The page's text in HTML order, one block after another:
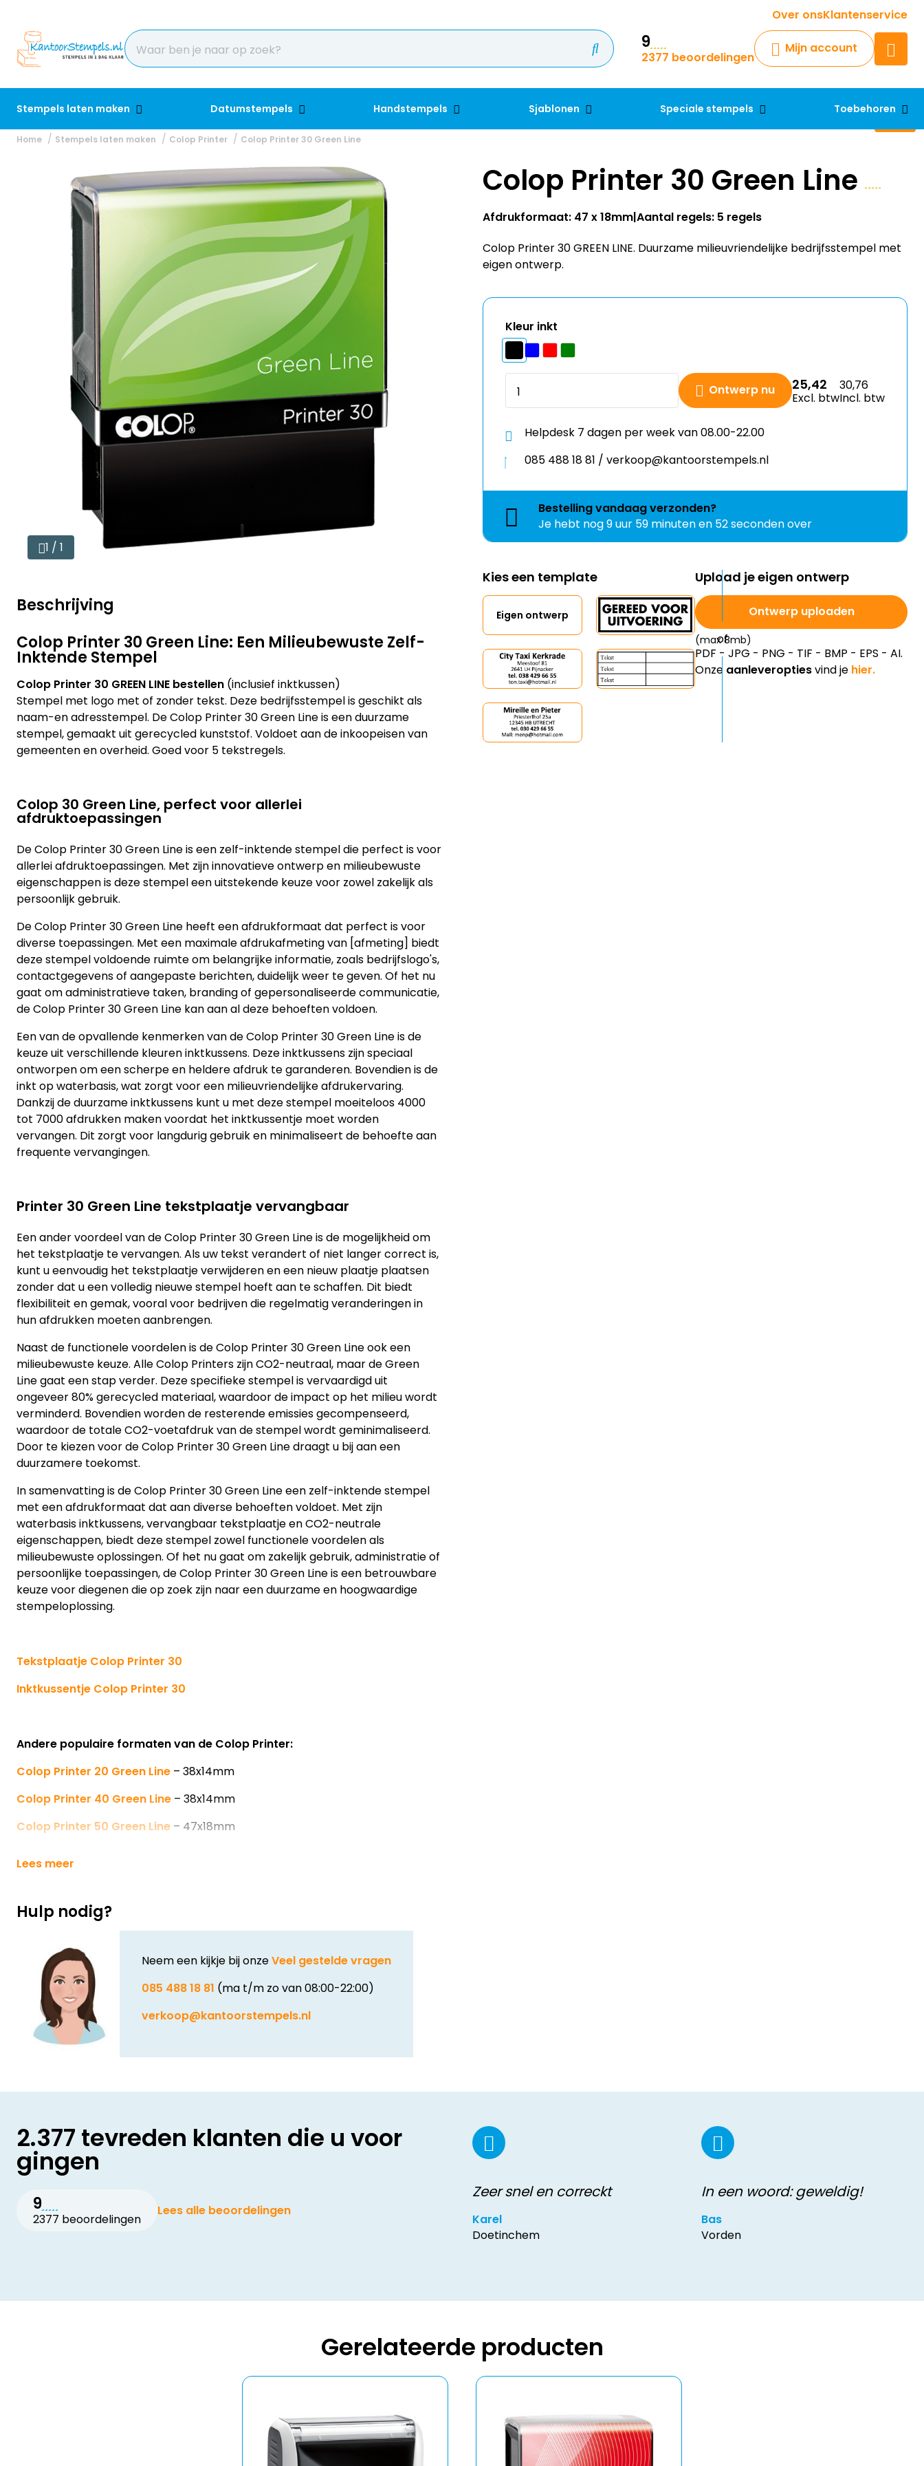
Over onsKlantenservice
9
2377 beoordelingen
Mijn account
Stempels laten maken Datumstempels Handstempels Sjablonen Speciale stempels Toebehoren
Krijg een antwoord op uw vraag
Chatbot
Chat 24/7 met onze chatbot
Contact
Home Stempels laten maken Colop Printer Colop Printer 30 Green Line
1 / 1
Beschrijving
Colop Printer 30 Green Line: Een Milieubewuste Zelf-
Inktende Stempel
Colop Printer 30 GREEN LINE bestellen (inclusief inktkussen)
Stempel met logo met of zonder tekst. Deze bedrijfsstempel is geschikt als
naam-en adresstempel. De Colop Printer 30 Green Line is een duurzame
stempel, gemaakt uit gerecycled kunststof. Voldoet aan de inkoopeisen van
gemeenten en overheid. Goed voor 5 tekstregels.
Colop 30 Green Line, perfect voor allerlei
afdruktoepassingen
De Colop Printer 30 Green Line is een zelf-inktende stempel die perfect is voor
allerlei afdruktoepassingen. Met zijn innovatieve ontwerp en milieubewuste
eigenschappen is deze stempel een uitstekende keuze voor zowel zakelijk als
persoonlijk gebruik.
De Colop Printer 30 Green Line heeft een afdrukformaat dat perfect is voor
diverse toepassingen. Met een maximale afdrukafmeting van [afmeting] biedt
deze stempel voldoende ruimte om belangrijke informatie, zoals bedrijfslogo's,
contactgegevens of aangepaste berichten, duidelijk weer te geven. Of het nu
gaat om administratieve taken, branding of gepersonaliseerde communicatie,
de Colop Printer 30 Green Line kan aan al deze behoeften voldoen.
Een van de opvallende kenmerken van de Colop Printer 30 Green Line is de
keuze uit verschillende kleuren inktkussens. Deze inktkussens zijn speciaal
ontworpen om een scherpe en heldere afdruk te garanderen. Bovendien is de
inkt op waterbasis, wat zorgt voor een milieuvriendelijke afdrukervaring.
Dankzij de duurzame inktkussens kunt u met deze stempel moeiteloos 4000
tot 7000 afdrukken maken voordat het inktkussentje moet worden
vervangen. Dit zorgt voor langdurig gebruik en minimaliseert de behoefte aan
frequente vervangingen.
Printer 30 Green Line tekstplaatje vervangbaar
Een ander voordeel van de Colop Printer 30 Green Line is de mogelijkheid om
het tekstplaatje te vervangen. Als uw tekst verandert of niet langer correct is,
kunt u eenvoudig het tekstplaatje verwijderen en een nieuw plaatje plaatsen
zonder dat u een volledig nieuwe stempel hoeft aan te schaffen. Dit biedt
flexibiliteit en gemak, vooral voor bedrijven die regelmatig veranderingen in
hun afdrukken moeten aanbrengen.
Naast de functionele voordelen is de Colop Printer 30 Green Line ook een
milieubewuste keuze. Alle Colop Printers zijn CO2-neutraal, maar de Green
Line gaat een stap verder. Deze specifieke stempel is vervaardigd uit
ongeveer 80% gerecycled materiaal, waardoor de impact op het milieu wordt
verminderd. Bovendien worden de resterende emissies gecompenseerd,
waardoor de totale CO2-voetafdruk van de stempel wordt geminimaliseerd.
Door te kiezen voor de Colop Printer 30 Green Line draagt u bij aan een
duurzamere toekomst.
In samenvatting is de Colop Printer 30 Green Line een zelf-inktende stempel
met een afdrukformaat dat aan diverse behoeften voldoet. Met zijn
waterbasis inktkussens, vervangbaar tekstplaatje en CO2-neutrale
eigenschappen, biedt deze stempel zowel functionele voordelen als
milieubewuste oplossingen. Of het nu gaat om zakelijk gebruik, administratie of
persoonlijke toepassingen, de Colop Printer 30 Green Line is een betrouwbare
keuze voor diegenen die op zoek zijn naar een duurzame en hoogwaardige
stempeloplossing.
Tekstplaatje Colop Printer 30
Inktkussentje Colop Printer 30
Andere populaire formaten van de Colop Printer:
Colop Printer 20 Green Line – 38x14mm
Colop Printer 40 Green Line – 38x14mm
Colop Printer 50 Green Line – 47x18mm
Lees meer
Hulp nodig?
Neem een kijkje bij onzeVeel gestelde vragen
085 488 18 81 (ma t/m zo van 08:00-22:00)
verkoop@kantoorstempels.nl
Colop Printer 30 Green Line
Afdrukformaat: 47 x 18mm Aantal regels: 5 regels
Colop Printer 30 GREEN LINE. Duurzame milieuvriendelijke bedrijfsstempel met
eigen ontwerp.
Kleur inkt
Ontwerp nu 25,42
Excl. btw
30,76
Incl. btw
Helpdesk 7 dagen per week van 08.00-22.00
085 488 18 81 / verkoop@kantoorstempels.nl
Bestellingvandaagverzonden?
Je hebt nog9 uur 59 minuten en 50 seconden over
Kies een template
Eigen ontwerp
Upload je eigen ontwerp
Ontwerp uploaden
(max 8mb)
PDF - JPG - PNG - TIF - BMP - EPS - AI.
Onze aanleveroptiesvind je hier.
2.377 tevreden klanten die u voor
gingen
9
2377 beoordelingen
Lees alle beoordelingen
Zeer snel en correckt
Karel
Doetinchem
In een woord: geweldig!
Bas
Vorden
Gerelateerde producten